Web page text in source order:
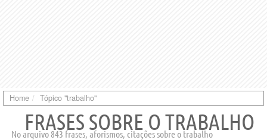
Home Tópico "trabalho"
FRASES SOBRE O TRABALHO
No arquivo 843 frases, aforismos, citações sobre o trabalho